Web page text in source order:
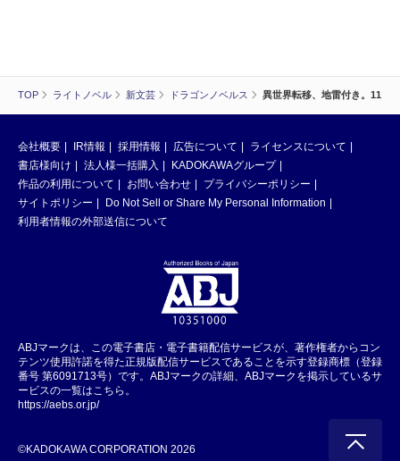
TOP ライトノベル 新文芸 ドラゴンノベルス 異世界転移、地雷付き。11
会社概要 IR情報 採用情報 広告について
ライセンスについて
書店様向け
法人様一括購入
KADOKAWAグループ
作品の利用について
お問い合わせ
プライバシーポリシー
サイトポリシー
Do Not Sell or Share My Personal Information
利用者情報の外部送信について
ABJマークは、この電子書店・電子書籍配信サービスが、著作権者からコン
テンツ使用許諾を得た正規版配信サービスであることを示す登録商標（登録
番号 第6091713号）です。ABJマークの詳細、ABJマークを掲示しているサ
ービスの一覧はこちら。
https://aebs.or.jp/
©KADOKAWA CORPORATION 2026